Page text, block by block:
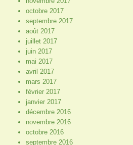
octobre 2017
septembre 2017
août 2017
juillet 2017
juin 2017
mai 2017
avril 2017
mars 2017
février 2017
janvier 2017
décembre 2016
novembre 2016
octobre 2016
septembre 2016